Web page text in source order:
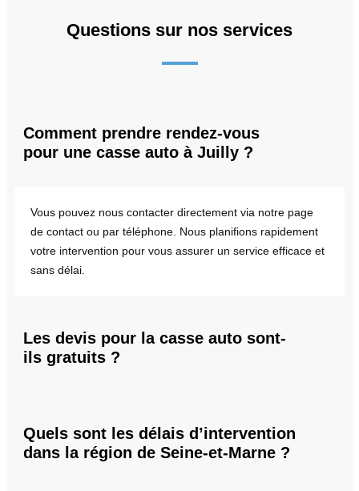
Questions sur nos services
Comment prendre rendez-vous
pour une casse auto à Juilly ?
Vous pouvez nous contacter directement via notre page
de contact ou par téléphone. Nous planifions rapidement
votre intervention pour vous assurer un service efficace et
sans délai.
Les devis pour la casse auto sont-
ils gratuits ?
Quels sont les délais d’intervention
dans la région de Seine-et-Marne ?